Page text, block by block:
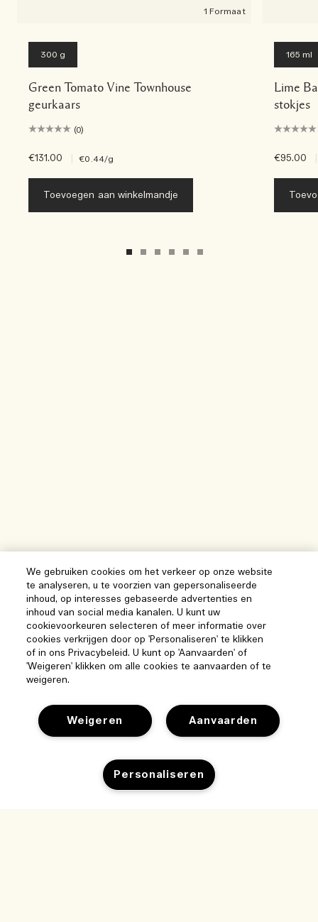
1 Formaat
300 g
Green Tomato Vine Townhouse
geurkaars
(0)
€131.00 €0.44/g
Toevoegen aan winkelmandje
165 ml
Lime
stokjes
€95.00
We gebruiken cookies om het verkeer op onze website
te analyseren, u te voorzien van gepersonaliseerde
inhoud, op interesses gebaseerde advertenties en
inhoud van social media kanalen. U kunt uw
cookievoorkeuren selecteren of meer informatie over
cookies verkrijgen door op 'Personaliseren' te klikken
of in ons Privacybeleid. U kunt op 'Aanvaarden' of
'Weigeren' klikken om alle cookies te aanvaarden of te
weigeren.
Aanvaarden
Weigeren
Personaliseren